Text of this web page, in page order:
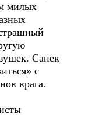
милых
Санек
с
врага.